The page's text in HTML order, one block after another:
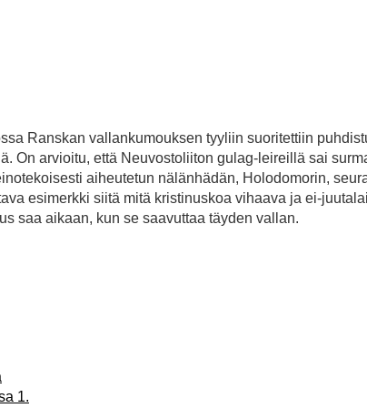
Ranskan vallankumouksen tyyliin suoritettiin
On arvioitu, että Neuvostoliiton gulag-leireillä sai
aiheutetun nälänhädän, Holodomorin,
esimerkki siitä mitä kristinuskoa vihaava ja ei-
saa aikaan, kun se saavuttaa täyden vallan.
1.